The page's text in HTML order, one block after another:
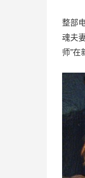
整部
魂夫
师”在